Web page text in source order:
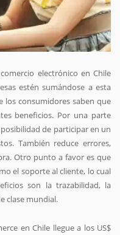
electrónico en Chile
estén sumándose a esta
los consumidores saben que
beneficios. Por una parte
de participar en un
También reduce errores,
Otro punto a favor es que
el soporte al cliente, lo cual
son la trazabilidad, la
clase mundial.
en Chile llegue a los US$